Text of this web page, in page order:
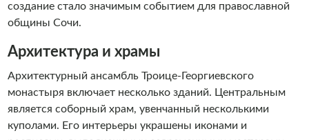
создание стало значимым событием для православной
общины Сочи.
Архитектура и храмы
Архитектурный ансамбль Троице-Георгиевского
монастыря включает несколько зданий. Центральным
является соборный храм, увенчанный несколькими
куполами. Его интерьеры украшены иконами и